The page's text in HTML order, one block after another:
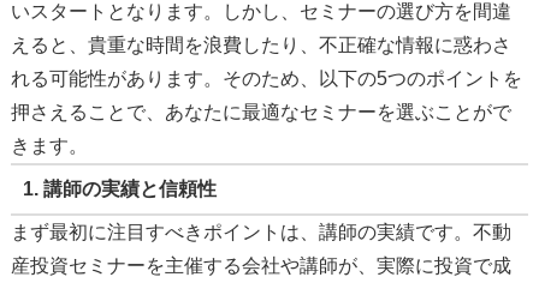
いスタートとなります。しかし、セミナーの選び方を間違
えると、貴重な時間を浪費したり、不正確な情報に惑わさ
れる可能性があります。そのため、以下の5つのポイントを
押さえることで、あなたに最適なセミナーを選ぶことがで
きます。
1. 講師の実績と信頼性
まず最初に注目すべきポイントは、講師の実績です。不動
産投資セミナーを主催する会社や講師が、実際に投資で成